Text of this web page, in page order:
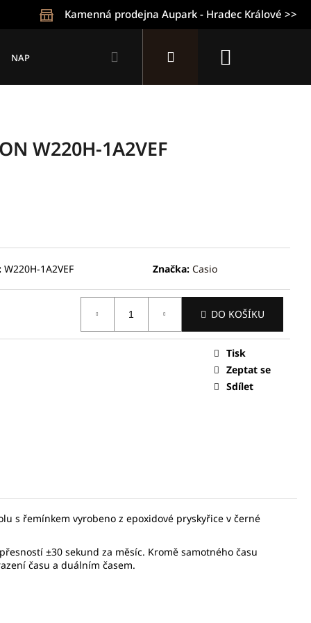
Kamenná prodejna Aupark - Hradec Králové >>
NAPIŠTE NÁM Přihlášení
W220H-1A2VEF
W220H-1A2VEF Značka:Casio
DO KOŠÍKU
Tisk
Zeptat se
Sdílet
s řemínkem vyrobeno z epoxidové pryskyřice v černé
±30 sekund za měsíc. Kromě samotného času
času a duálním časem.
Následující